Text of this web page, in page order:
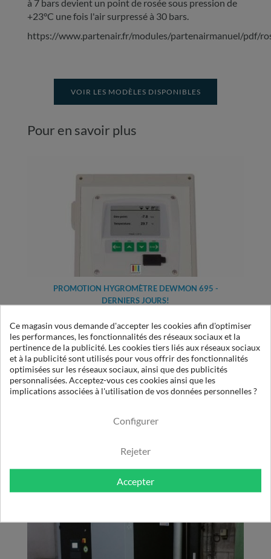
à 7 bars devient un point de rosée sous pression de
+23°C une fois l'air surpressé à 30 bars.
https://www.partenair.fr/modules/partenairmanuel/pdf/
VOIR LES MODÈLES DISPONIBLES
Pour en savoir plus
PROMOTION HYGROMÈTRE DEWMON 695 -
DERNIERS JOURS!
Ce magasin vous demande d'accepter les cookies afin d'optimiser
les performances, les fonctionnalités des réseaux sociaux et la
pertinence de la publicité. Les cookies tiers liés aux réseaux sociaux
et à la publicité sont utilisés pour vous offrir des fonctionnalités
optimisées sur les réseaux sociaux, ainsi que des publicités
personnalisées. Acceptez-vous ces cookies ainsi que les
implications associées à l'utilisation de vos données personnelles ?
Configurer
Rejeter
Accepter